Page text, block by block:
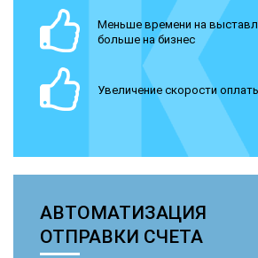
Меньше времени на
больше на бизнес
Увеличение скорости
АВТОМАТИЗАЦИЯ
ОТПРАВКИ СЧЕТА